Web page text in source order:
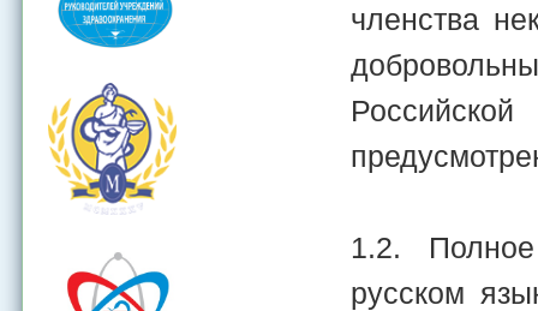
членства
1.2.
русском